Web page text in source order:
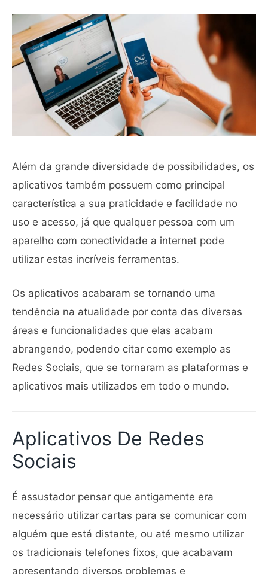
Além da grande diversidade de possibilidades, os
aplicativos também possuem como principal
característica a sua praticidade e facilidade no
uso e acesso, já que qualquer pessoa com um
aparelho com conectividade a internet pode
utilizar estas incríveis ferramentas.
Os aplicativos acabaram se tornando uma
tendência na atualidade por conta das diversas
áreas e funcionalidades que elas acabam
abrangendo, podendo citar como exemplo as
Redes Sociais, que se tornaram as plataformas e
aplicativos mais utilizados em todo o mundo.
Aplicativos De Redes
Sociais
É assustador pensar que antigamente era
necessário utilizar cartas para se comunicar com
alguém que está distante, ou até mesmo utilizar
os tradicionais telefones fixos, que acabavam
apresentando diversos problemas e